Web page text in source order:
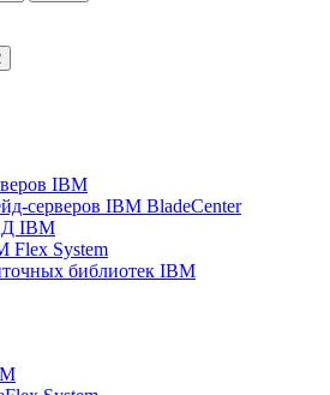
IBM
серверов IBM BladeCenter
IBM
Flex System
библиотек IBM